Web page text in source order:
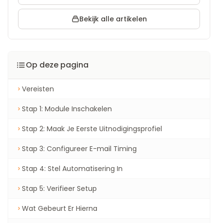
Bekijk alle artikelen
Op deze pagina
Vereisten
Stap 1: Module Inschakelen
Stap 2: Maak Je Eerste Uitnodigingsprofiel
Stap 3: Configureer E-mail Timing
Stap 4: Stel Automatisering In
Stap 5: Verifieer Setup
Wat Gebeurt Er Hierna